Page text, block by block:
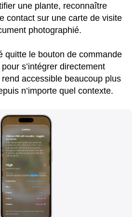
une plante, reconnaître
contact sur une carte de visite
photographié.
quitte le bouton de commande
s’intégrer directement
accessible beaucoup plus
n’importe quel contexte.